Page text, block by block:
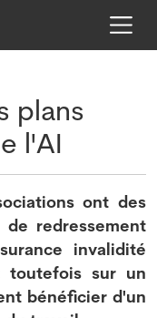
plans
l'AI
ont des
redressement
invalidité
toutefois sur un
bénéficier d'un